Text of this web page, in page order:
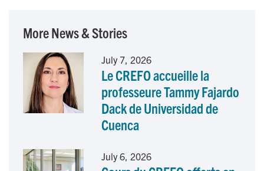
b
o
k
e
d
I
n
l
More News & Stories
July 7, 2026
Le CREFO accueille la
professeure Tammy Fajardo
Dack de Universidad de
Cuenca
July 6, 2026